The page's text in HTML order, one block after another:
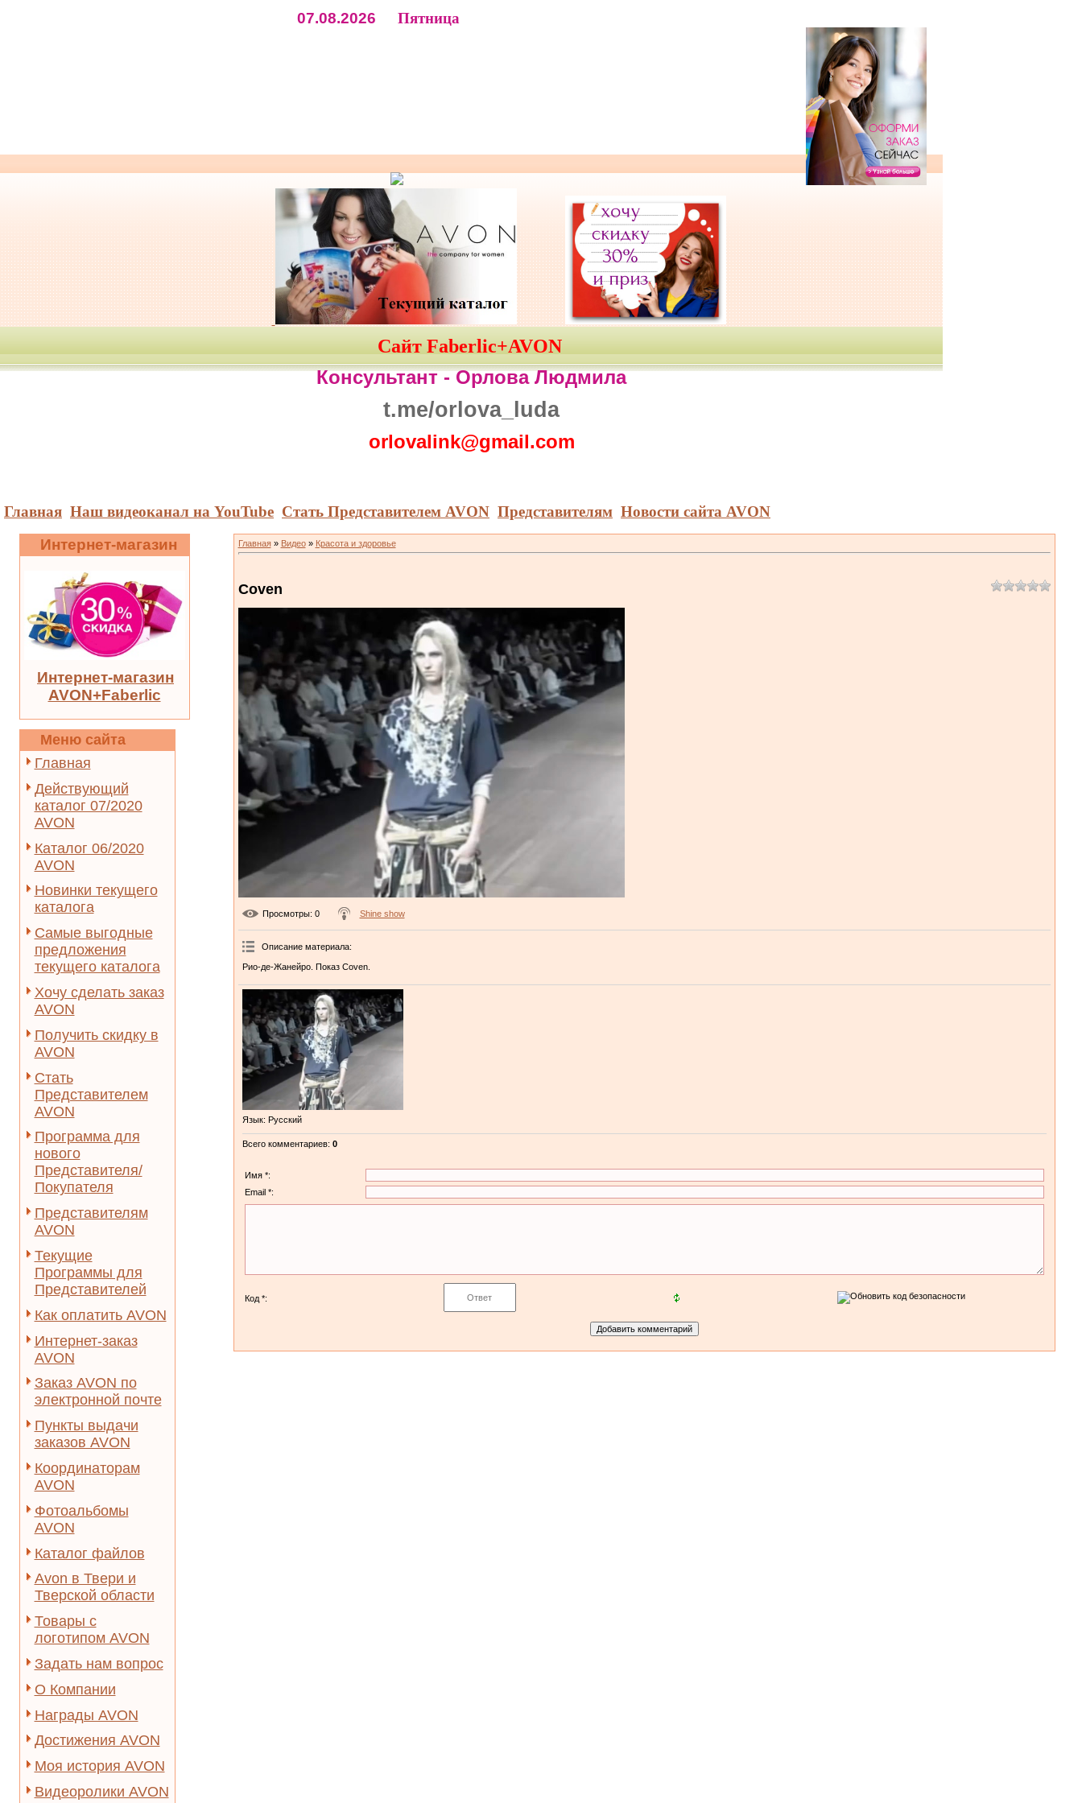
07.08.2026 Пятница
Сайт Faberlic+AVON
Консультант -Орлова Людмила
t.me/orlova_luda
orlovalink@gmail.com
Главная Наш видеоканал на YouTube Стать Представителем AVON Представителям Новости сайта AVON
Интернет-магазин
Интернет-магазин
AVON+Faberlic
Меню сайта
Главная
Действующий
каталог 07/2020
AVON
Каталог 06/2020
AVON
Новинки текущего
каталога
Самые выгодные
предложения
текущего каталога
Хочу сделать заказ
AVON
Получить скидку в
AVON
Стать
Представителем
AVON
Программа для
нового
Представителя/
Покупателя
Представителям
AVON
Текущие
Программы для
Представителей
Как оплатить AVON
Интернет-заказ
AVON
Заказ AVON по
электронной почте
Пункты выдачи
заказов AVON
Координаторам
AVON
Фотоальбомы
AVON
Каталог файлов
Avon в Твери и
Тверской области
Товары с
логотипом AVON
Задать нам вопрос
О Компании
Награды AVON
Достижения AVON
Моя история AVON
Видеоролики AVON
Главная» Видео» Красота и здоровье
Coven
Просмотры: 0 Shine show
Описание материала:
Рио-де-Жанейро. Показ Coven.
Язык: Русский
Всего комментариев: 0
Имя *:
Email *:
Код *: